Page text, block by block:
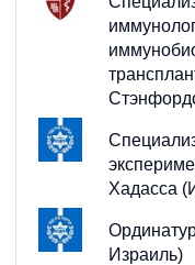
Хадасса
Израиль)